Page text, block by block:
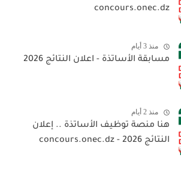
concours.onec.dz
منذ 3 أيام
مسابقة الأساتذة - اعلان النتائج 2026
منذ 2 أيام
هنا منصة توظيف الأساتذة .. إعلان
النتائج 2026 - concours.onec.dz